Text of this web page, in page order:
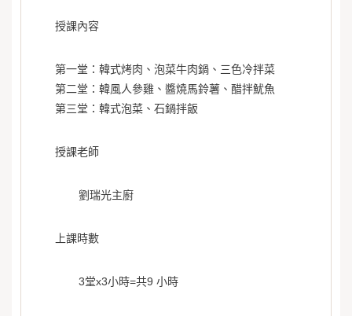
授課內容
第一堂：韓式烤肉、泡菜牛肉鍋、三色冷拌菜
第二堂：韓風人參雞、醬燒馬鈴薯、醋拌魷魚
第三堂：韓式泡菜、石鍋拌飯
授課老師
劉瑞光主廚
上課時數
3堂x3小時=共9 小時